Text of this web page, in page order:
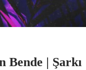
Bende | Şarkı